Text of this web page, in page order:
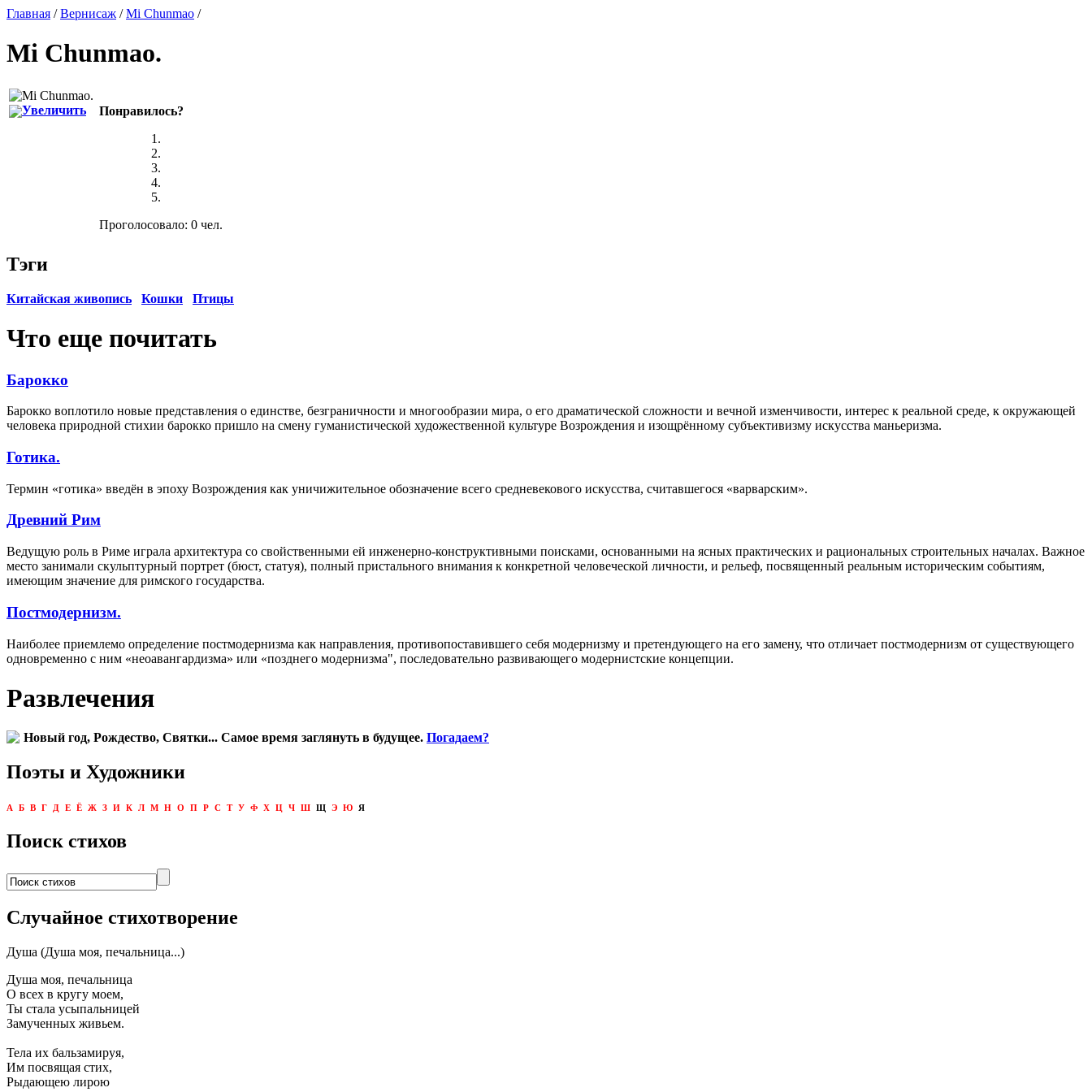
Главная /Вернисаж /Mi Chunmao /
Mi Chunmao.
Увеличить Понравилось?
Проголосовало: 0 чел.
Тэги
Китайская живопись Кошки Птицы
Что еще почитать
Барокко
Барокко воплотило новые представления о единстве, безграничности и многообразии мира, о его драматической сложности и вечной изменчивости, интерес к реальной среде, к окружающей
человека природной стихии барокко пришло на смену гуманистической художественной культуре Возрождения и изощрённому субъективизму искусства маньеризма.
Готика.
Термин «готика» введён в эпоху Возрождения как уничижительное обозначение всего средневекового искусства, считавшегося «варварским».
Древний Рим
Ведущую роль в Риме играла архитектура со свойственными ей инженерно-конструктивными поисками, основанными на ясных практических и рациональных строительных началах. Важное
место занимали скульптурный портрет (бюст, статуя), полный пристального внимания к конкретной человеческой личности, и рельеф, посвященный реальным историческим событиям,
имеющим значение для римского государства.
Постмодернизм.
Наиболее приемлемо определение постмодернизма как направления, противопоставившего себя модернизму и претендующего на его замену, что отличает постмодернизм от существующего
одновременно с ним «неоавангардизма» или «позднего модернизма", последовательно развивающего модернистские концепции.
Развлечения
Новый год, Рождество, Святки... Самое время заглянуть в будущее. Погадаем?
Поэты и Художники
А Б В Г Д Е Ё Ж З И К Л М Н О П Р С Т У Ф Х Ц Ч Ш Щ Э Ю Я
Поиск стихов
Случайное стихотворение
Душа (Душа моя, печальница...)
Душа моя, печальница
О всех в кругу моем,
Ты стала усыпальницей
Замученных живьем.
Тела их бальзамируя,
Им посвящая стих,
Рыдающею лирою